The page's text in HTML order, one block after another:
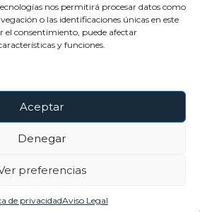
nos permitirá procesar datos como
o las identificaciones únicas en este
el consentimiento, puede afectar
y funciones.
Aceptar
Denegar
preferencias
de privacidadAviso Legal
directamente en su buzón de
conectado.
Privacidad.
Los Derechos Reservados